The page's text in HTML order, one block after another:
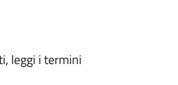
leggi i termini